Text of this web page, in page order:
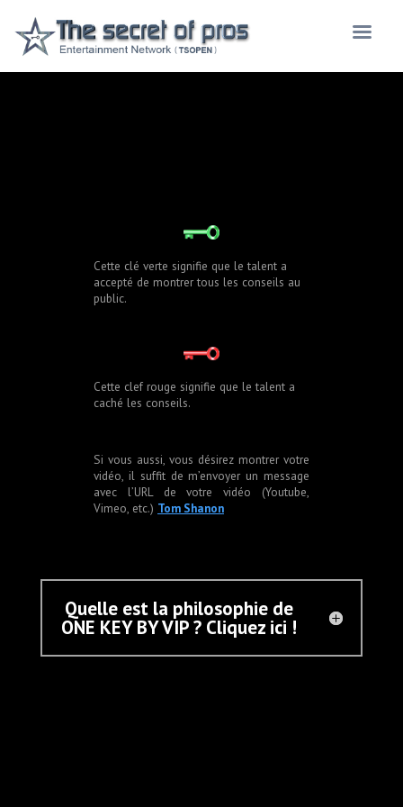
Cette clé verte signifie que le talent a
accepté de montrer tous les conseils au
public.
Cette clef rouge signifie que le talent a
caché les conseils.
Si vous aussi, vous désirez montrer votre
vidéo, il suffit de m’envoyer un message
avec l’URL de votre vidéo (Youtube,
Vimeo, etc.) Tom Shanon
Quelle est la philosophie de
ONE KEY BY VIP ? Cliquez ici !